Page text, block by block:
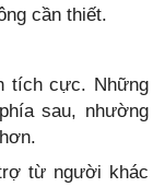
cần thiết.
tích cực. Những
sau, nhường
từ người khác